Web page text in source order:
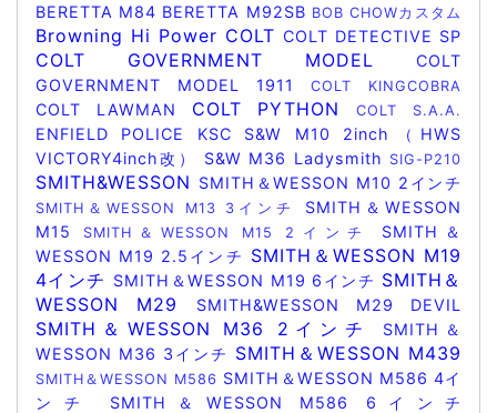
BERETTA M84 BERETTA M92SB BOB CHOWカスタム
Browning Hi Power COLT COLT DETECTIVE SP
COLT GOVERNMENT MODEL COLT
GOVERNMENT MODEL 1911 COLT KINGCOBRA
COLT LAWMAN COLT PYTHONCOLT S.A.A.
ENFIELD POLICE KSC S&W M10 2inch（HWS
VICTORY4inch改） S&W M36 Ladysmith SIG-P210
SMITH&WESSON SMITH＆WESSON M10 2インチ
SMITH＆WESSON M13 3インチ SMITH＆WESSON
M15
SMITH＆WESSON M15 2インチ SMITH＆
WESSON M19 2.5インチ SMITH＆WESSON M19
4インチ SMITH＆WESSON M19 6インチ SMITH＆
WESSON M29
SMITH&WESSON M29 DEVIL
SMITH＆WESSON M36 2インチ
SMITH＆
WESSON M36 3インチ SMITH＆WESSON M439
SMITH＆WESSON M586 SMITH＆WESSON M586 4イ
ンチ SMITH＆WESSON M586 6インチ